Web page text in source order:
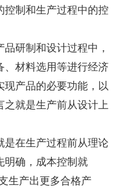
制和生产过程中的控
研制和设计过程中，
、材料选用等进行经济
产品的必要功能，以
就是生产前从设计上
在生产过程前从理论
明确，成本控制就
生产出更多合格产